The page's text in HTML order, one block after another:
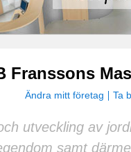
Franssons
Ändra mitt företag Ta
utveckling av
samt